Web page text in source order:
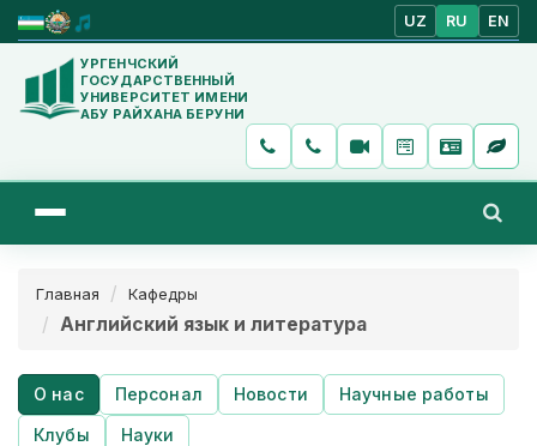
UZ RU EN
УРГЕНЧСКИЙ
ГОСУДАРСТВЕННЫЙ
УНИВЕРСИТЕТ ИМЕНИ
АБУ РАЙХАНА БЕРУНИ
Главная Кафедры
Английский язык и литература
О нас Персонал Новости
Научные работы
Клубы
Науки